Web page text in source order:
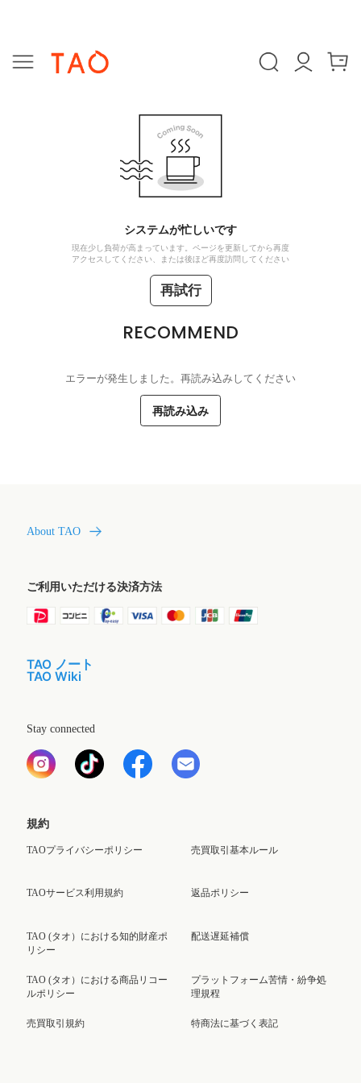
システムが忙しいです
現在少し負荷が高まっています。ページを更新してから再度
アクセスしてください、または後ほど再度訪問してください
再試行
RECOMMEND
エラーが発生しました。再読み込みしてください
再読み込み
About TAO
ご利用いただける決済方法
TAO ノート
TAO Wiki
Stay connected
規約
TAOプライバシーポリシー
TAOサービス利用規約
TAO (タオ）における知的財産ポ
リシー
TAO (タオ）における商品リコー
ルポリシー
売買取引規約
売買取引基本ルール
返品ポリシー
配送遅延補償
プラットフォーム苦情・紛争処
理規程
特商法に基づく表記